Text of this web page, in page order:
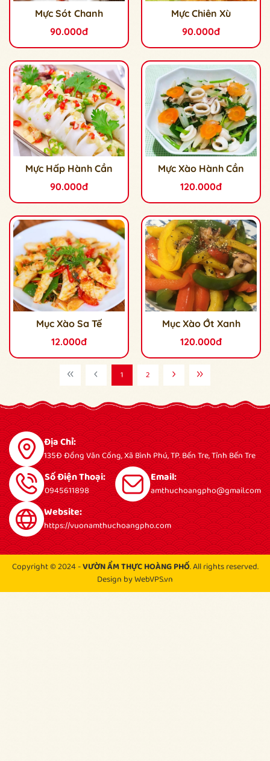
Mực Sót Chanh
90.000đ
Mực Chiên Xù
90.000đ
Mực Hấp Hành Cần
90.000đ
Mực Xào Hành Cần
120.000đ
Mục Xào Sa Tế
12.000đ
Mục Xào Ớt Xanh
120.000đ
1 2
Địa Chỉ:
135Đ Đồng Văn Cống, Xã Bình Phú, TP. Bến Tre, Tỉnh Bến Tre
Số Điện Thoại:
0945611898
Email:
amthuchoangpho@gmail.com
Website:
https://vuonamthuchoangpho.com
Copyright © 2024 -VƯỜN ẨM THỰC HOÀNG PHỐ. All rights reserved.
Design by WebVPS.vn